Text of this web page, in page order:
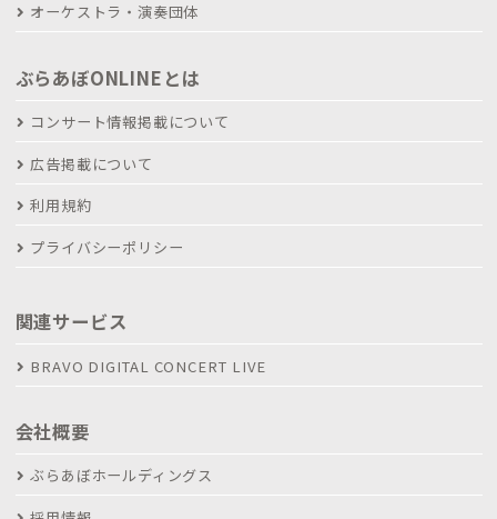
オーケストラ・演奏団体
ぶらあぼONLINEとは
コンサート情報掲載について
広告掲載について
利用規約
プライバシーポリシー
関連サービス
BRAVO DIGITAL CONCERT LIVE
会社概要
ぶらあぼホールディングス